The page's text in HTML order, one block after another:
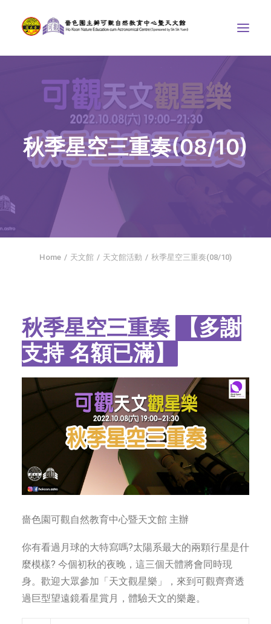
中心介紹
天文館
博物天地
比賽/專題計劃
聯絡我們
SEARCH
秋季星空三重奏(08/10)
Home 天文館 天文館活動 秋季星空三重奏(08/10)
秋季星空三重奏
【多謝
支持 名額已滿】
嗇色園可觀自然教育中心暨天文館 主辦
你有看過月球的大特寫嗎?太陽系最大的兩顆行星是什
麼模樣? 今個初秋的夜晚，這三個天體將會同時現
身。歡迎大眾參加「天文觀星樂」，來到可觀齊齊透
過巨型望遠鏡看星賞月，體驗天文的樂趣。